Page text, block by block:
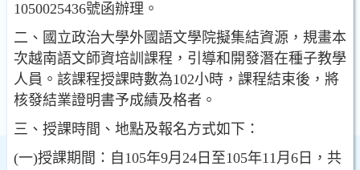
1050025436號函辦理。
二、國立政治大學外國語文學院擬集結資源，規畫本
次越南語文師資培訓課程，引導和開發潛在種子教學
人員。該課程授課時數為102小時，課程結束後，將
核發結業證明書予成績及格者。
三、授課時間、地點及報名方式如下：
(一)授課期間：自105年9月24日至105年11月6日，共